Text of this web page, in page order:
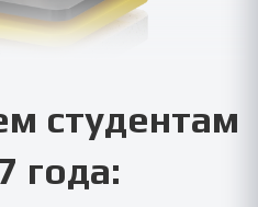
студентам
года: